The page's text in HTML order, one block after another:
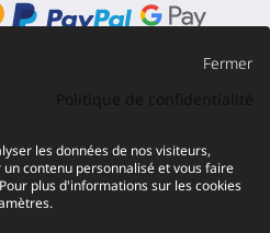
Fermer
les données de nos visiteurs,
contenu personnalisé et vous faire
plus d'informations sur les cookies